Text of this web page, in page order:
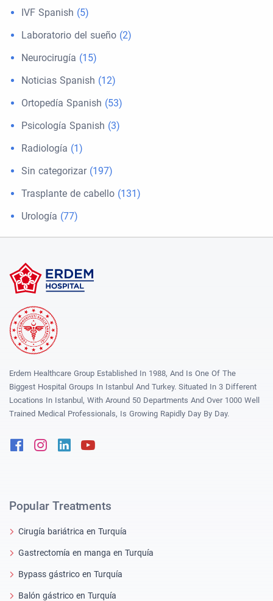
IVF Spanish (5)
Laboratorio del sueño (2)
Neurocirugía (15)
Noticias Spanish (12)
Ortopedía Spanish (53)
Psicología Spanish (3)
Radiología (1)
Sin categorizar(197)
Trasplante de cabello (131)
Urología (77)
Erdem Healthcare Group Established In 1988, And Is One Of The
Biggest Hospital Groups In Istanbul And Turkey. Situated In 3 Different
Locations In Istanbul, With Around 50 Departments And Over 1000 Well
Trained Medical Professionals, Is Growing Rapidly Day By Day.
FacebookInstagram
Linkedin
Popular Treatments
Cirugía bariátrica en Turquía
Gastrectomía en manga en Turquía
Bypass gástrico en Turquía
Balón gástrico en Turquía